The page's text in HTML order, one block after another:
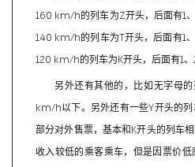
160 km/h的列车为Z开头，后面有1
140 km/h的列车为T开头，后面有1
120 km/h的列车为K开头，后面有1、
另外还有其他的，比如无字母
km/h以下。另外还有一些Y开头的
部分对外售票，基本和K开头的列车
收入较低的乘客乘车，但是因票价